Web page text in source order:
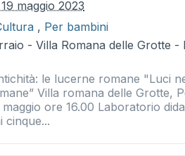
maggio 2023
, Per bambini
- Villa Romana delle Grotte -
le lucerne romane "Luci
Villa romana delle Grotte,
maggio ore 16.00 Laboratorio
cinque...